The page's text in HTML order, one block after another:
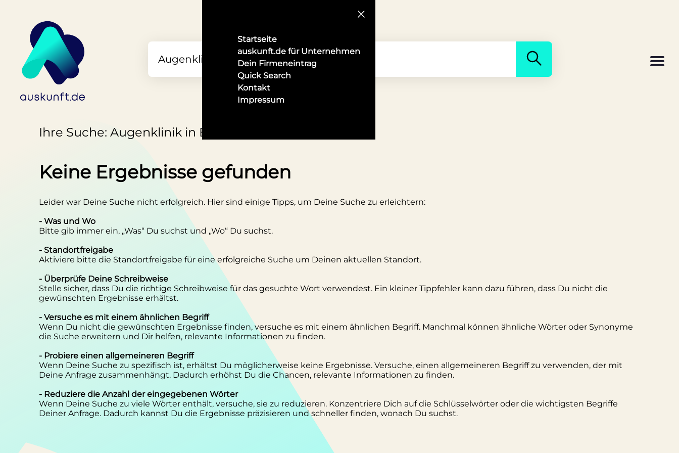
Startseite
auskunft.de für Unternehmen
Dein Firmeneintrag
Quick Search
Kontakt
Impressum
Ihre Suche: Augenklinik in Bergisch-gladbach
Keine Ergebnisse gefunden
Leider war Deine Suche nicht erfolgreich. Hier sind einige Tipps, um Deine Suche zu erleichtern:
- Was und Wo
Bitte gib immer ein, „Was“ Du suchst und „Wo“ Du suchst.
- Standortfreigabe
Aktiviere bitte die Standortfreigabe für eine erfolgreiche Suche um Deinen aktuellen Standort.
- Überprüfe Deine Schreibweise
Stelle sicher, dass Du die richtige Schreibweise für das gesuchte Wort verwendest. Ein kleiner Tippfehler kann dazu führen, dass Du nicht die
gewünschten Ergebnisse erhältst.
- Versuche es mit einem ähnlichen Begriff
Wenn Du nicht die gewünschten Ergebnisse finden, versuche es mit einem ähnlichen Begriff. Manchmal können ähnliche Wörter oder Synonyme
die Suche erweitern und Dir helfen, relevante Informationen zu finden.
- Probiere einen allgemeineren Begriff
Wenn Deine Suche zu spezifisch ist, erhältst Du möglicherweise keine Ergebnisse. Versuche, einen allgemeineren Begriff zu verwenden, der mit
Deine Anfrage zusammenhängt. Dadurch erhöhst Du die Chancen, relevante Informationen zu finden.
- Reduziere die Anzahl der eingegebenen Wörter
Wenn Deine Suche zu viele Wörter enthält, versuche, sie zu reduzieren. Konzentriere Dich auf die Schlüsselwörter oder die wichtigsten Begriffe
Deiner Anfrage. Dadurch kannst Du die Ergebnisse präzisieren und schneller finden, wonach Du suchst.